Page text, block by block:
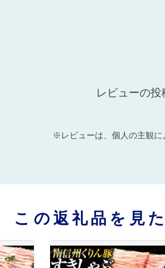
レビューの
※レビューは、個人の主観に
この返礼品を見